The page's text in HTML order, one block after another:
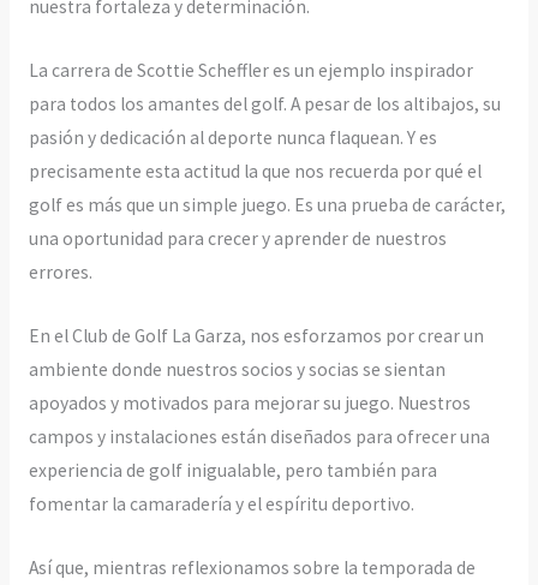
nuestra fortaleza y determinación.
La carrera de Scottie Scheffler es un ejemplo inspirador
para todos los amantes del golf. A pesar de los altibajos, su
pasión y dedicación al deporte nunca flaquean. Y es
precisamente esta actitud la que nos recuerda por qué el
golf es más que un simple juego. Es una prueba de carácter,
una oportunidad para crecer y aprender de nuestros
errores.
En el Club de Golf La Garza, nos esforzamos por crear un
ambiente donde nuestros socios y socias se sientan
apoyados y motivados para mejorar su juego. Nuestros
campos y instalaciones están diseñados para ofrecer una
experiencia de golf inigualable, pero también para
fomentar la camaradería y el espíritu deportivo.
Así que, mientras reflexionamos sobre la temporada de